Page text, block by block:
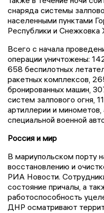
снаряда системы
населенными пунктами
Республики и Снежковка
Всего с начала
операции уничтожены:
658 беспилотных
ракетных комплексов,
бронированных машин,
систем залпового огня,
артиллерии и
специальной военной
Россия и мир
В мариупольском порту
восстановлению и
РИА Новости.
состояние причалы, а
работоспособность
ДНР осматривают